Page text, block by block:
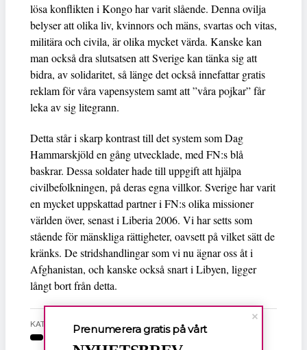
lösa konflikten i Kongo har varit slående. Denna ovilja
belyser att olika liv, kvinnors och mäns, svartas och vitas,
militära och civila, är olika mycket värda. Kanske kan
man också dra slutsatsen att Sverige kan tänka sig att
bidra, av solidaritet, så länge det också innefattar gratis
reklam för våra vapensystem samt att ”våra pojkar” får
leka av sig litegrann.
Detta står i skarp kontrast till det system som Dag
Hammarskjöld en gång utvecklade, med FN:s blå
baskrar. Dessa soldater hade till uppgift att hjälpa
civilbefolkningen, på deras egna villkor. Sverige har varit
en mycket uppskattad partner i FN:s olika missioner
världen över, senast i Liberia 2006. Vi har setts som
stående för mänskliga rättigheter, oavsett på vilket sätt de
kränks. De stridshandlingar som vi nu ägnar oss åt i
Afghanistan, och kanske också snart i Libyen, ligger
långt bort från detta.
KATEGORI Prenumerera gratis på vårt